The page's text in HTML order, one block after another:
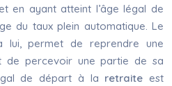
en ayant atteint l’âge légal de
du taux plein automatique. Le
lui, permet de reprendre une
de percevoir une partie de sa
de départ à la retraite est